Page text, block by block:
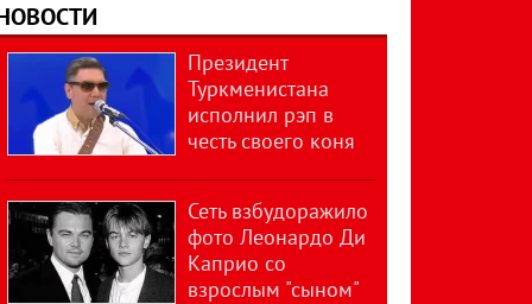
Президент
Туркменистана
исполнил рэп в
честь своего коня
Сеть взбудоражило
фото Леонардо Ди
Каприо со
взрослым "сыном"